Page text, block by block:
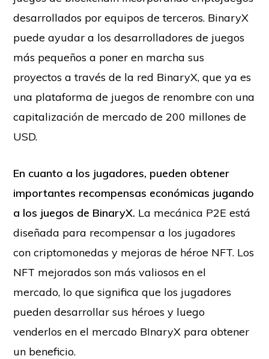
desarrollados por equipos de terceros. BinaryX
puede ayudar a los desarrolladores de juegos
más pequeños a poner en marcha sus
proyectos a través de la red BinaryX, que ya es
una plataforma de juegos de renombre con una
capitalización de mercado de 200 millones de
USD.
En cuanto a los jugadores, pueden obtener
importantes recompensas económicas jugando
a los juegos de BinaryX. La mecánica P2E está
diseñada para recompensar a los jugadores
con criptomonedas y mejoras de héroe NFT. Los
NFT mejorados son más valiosos en el
mercado, lo que significa que los jugadores
pueden desarrollar sus héroes y luego
venderlos en el mercado BInaryX para obtener
un beneficio.